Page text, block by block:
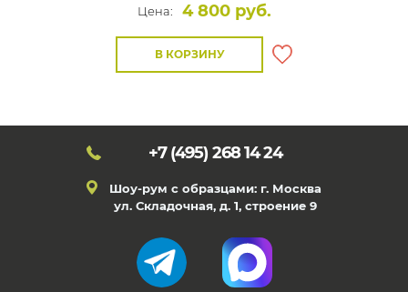
Цена:
4 800 руб.
В КОРЗИНУ
+7 (495) 268 14 24
Шоу-рум с образцами: г. Москва
ул. Складочная, д. 1, строение 9